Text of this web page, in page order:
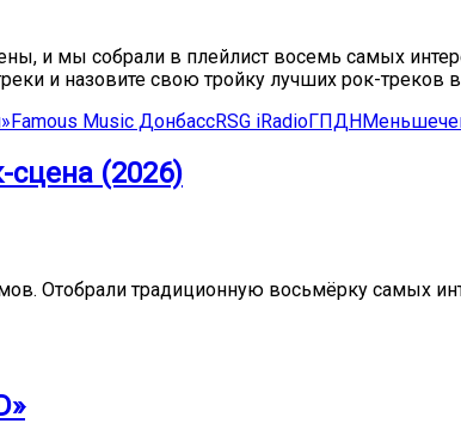
и мы собрали в плейлист восемь самых
и назовите свою тройку лучших рок-треков
Famous Music ДонбассRSG iRadioГПДНМеньше
сцена (2026)
Отобрали традиционную восьмёрку самых